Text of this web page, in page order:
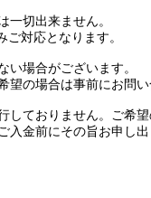
一切出来ません。
ご対応となります。
い場合がございます。
望の場合は事前にお問い
しておりません。ご希
入金前にその旨お申し出